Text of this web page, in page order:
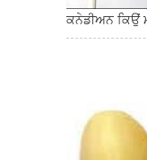
ਕਨੇਡੀਅਨ ਕਿਉਂ